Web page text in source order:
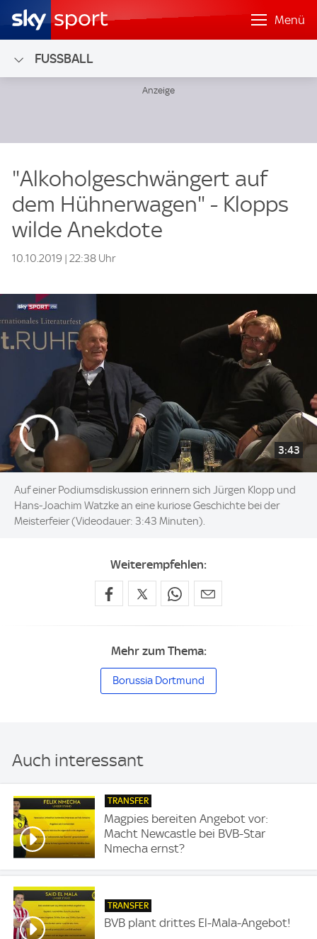
Menü
FUSSBALL
"Alkoholgeschwängert auf
dem Hühnerwagen" - Klopps
wilde Anekdote
10.10.2019 | 22:38 Uhr
3:43
Auf einer Podiumsdiskussion erinnern sich Jürgen Klopp und
Hans-Joachim Watzke an eine kuriose Geschichte bei der
Meisterfeier (Videodauer: 3:43 Minuten).
Weiterempfehlen:
Mehr zum Thema:
Borussia Dortmund
Auch interessant
TRANSFER
Magpies bereiten Angebot vor:
Macht Newcastle bei BVB-Star
Nmecha ernst?
TRANSFER
BVB plant drittes El-Mala-Angebot!